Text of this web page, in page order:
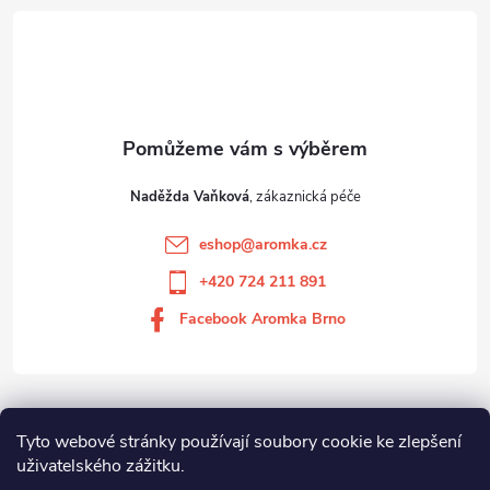
Tyto webové stránky používají soubory cookie ke zlepšení
uživatelského zážitku.
Vše o nákupu
Aromka Brno s.r.o
Naděžda Vaňková
eshop@aromka.cz
+420 724 211 891
Facebook Aromka Brno